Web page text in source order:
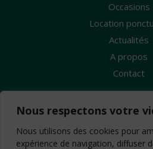
Nous respectons votre
Nous utilisons des cookies pour
expérience de navigation, diffuser
Occasions
Location
Actualités
A propos
Contact